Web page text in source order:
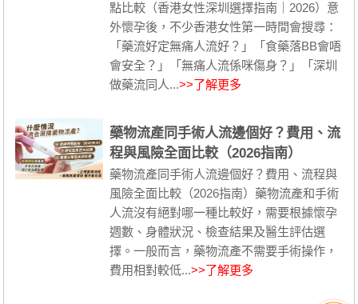
點比較（香港女性深圳選擇指南｜2026）意
外懷孕後，不少香港女性第一時間會搜尋：
「藥流好定無痛人流好？」「食藥落BB會唔
會安全？」「無痛人流係咪傷身？」「深圳
做藥流同人...>>了解更多
藥物流產同手術人流邊個好？費用、流
程與風險全面比較（2026指南）
藥物流產同手術人流邊個好？費用、流程與
風險全面比較（2026指南）藥物流產和手術
人流沒有絕對哪一種比較好，需要根據懷孕
週數、身體狀況、檢查結果及醫生評估選
擇。一般而言，藥物流產不需要手術操作，
費用相對較低...>>了解更多